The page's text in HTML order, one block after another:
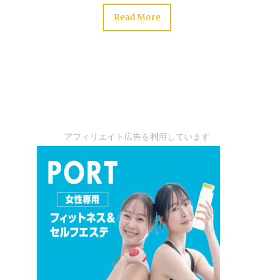
Read More
アフィリエイト広告を利用しています